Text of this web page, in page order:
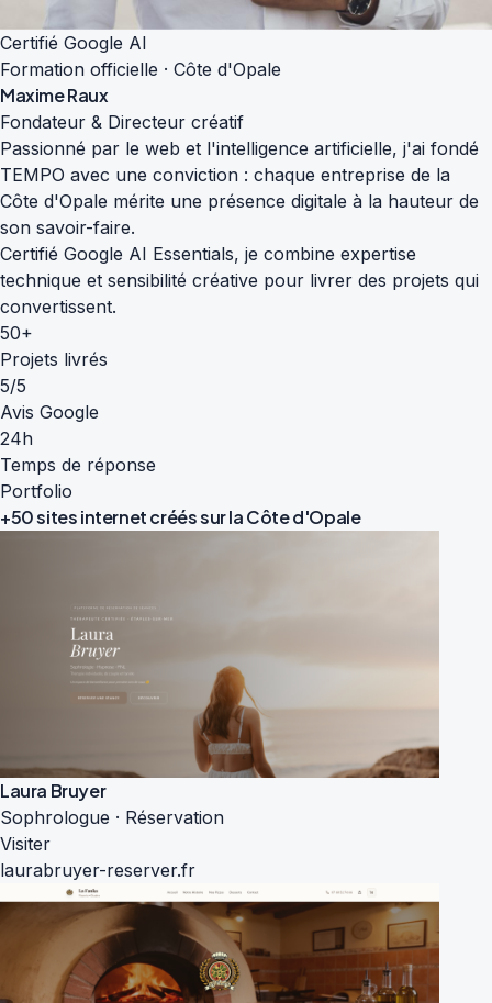
Certifié Google AI
Formation officielle · Côte d'Opale
Maxime Raux
Fondateur & Directeur créatif
Passionné par le web et l'intelligence artificielle, j'ai fondé
TEMPO avec une conviction : chaque entreprise de la
Côte d'Opale mérite une présence digitale à la hauteur de
son savoir-faire.
Certifié Google AI Essentials, je combine expertise
technique et sensibilité créative pour livrer des projets qui
convertissent.
50+
Projets livrés
5/5
Avis Google
24h
Temps de réponse
Portfolio
+50 sites internet créés sur laCôte d'Opale
Laura Bruyer
Sophrologue · Réservation
Visiter
laurabruyer-reserver.fr